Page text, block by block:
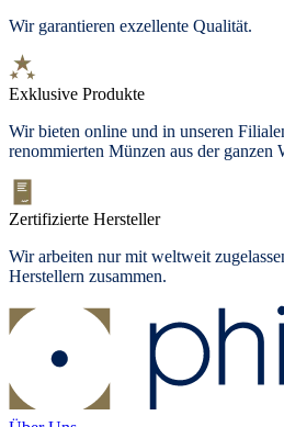
Wir garantieren exzellente Qualität.
Exklusive Produkte
Wir bieten online und in unseren
renommierten Münzen aus der ganzen
Zertifizierte Hersteller
Wir arbeiten nur mit weltweit
Herstellern zusammen.